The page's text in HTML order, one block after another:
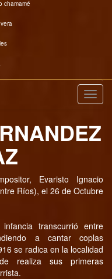
chamamé
Evaristo Ignacio
Ríos), el 26 de Octubre
transcurrió entre
a cantar coplas
se radica en la localidad
realiza sus primeras